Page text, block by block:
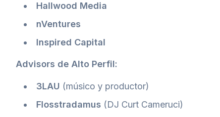
Hallwood Media
nVentures
Inspired Capital
Advisors de Alto Perfil:
3LAU (músico y productor)
Flosstradamus (DJ Curt Cameruci)